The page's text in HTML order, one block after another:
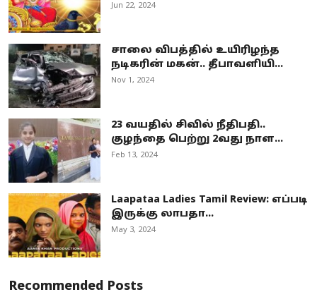
Jun 22, 2024
சாலை விபத்தில் உயிரிழந்த
நடிகரின் மகன்.. தீபாவளியி...
Nov 1, 2024
23 வயதில் சிவில் நீதிபதி..
குழந்தை பெற்று 2வது நாள...
Feb 13, 2024
Laapataa Ladies Tamil Review: எப்படி
இருக்கு லாபதா...
May 3, 2024
Recommended Posts